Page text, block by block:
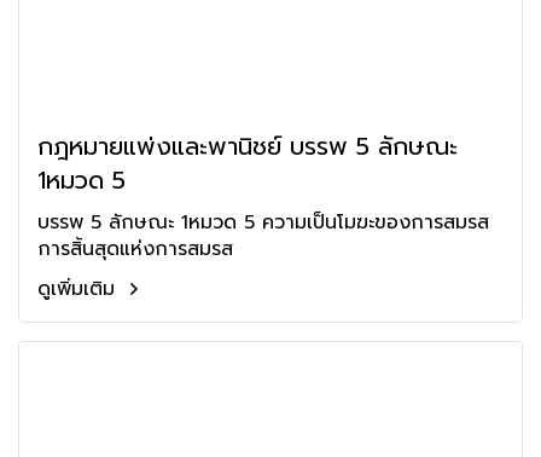
กฎหมายแพ่งและพานิชย์ บรรพ 5 ลักษณะ
1หมวด 5
บรรพ 5 ลักษณะ 1หมวด 5 ความเป็นโมฆะของการสมรส
การสิ้นสุดแห่งการสมรส
ดูเพิ่มเติม